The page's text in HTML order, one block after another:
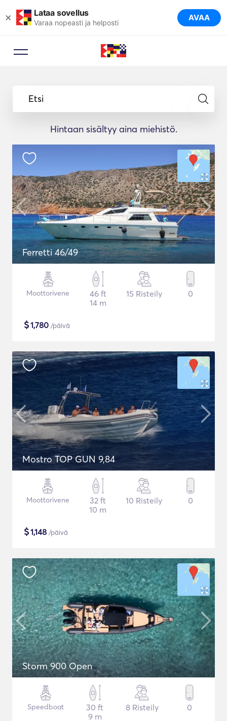
× Lataa sovellus
Varaa nopeasti ja helposti AVAA
Etsi
Hintaan sisältyy aina miehistö.
Ferretti 46/49
Moottorivene
46 ft
14 m
15 Risteily 0
$1,780 /päivä
Mostro TOP GUN 9,84
Moottorivene
32 ft
10 m
10 Risteily 0
$1,148 /päivä
Storm 900 Open
Speedboat
30 ft
9 m
8 Risteily 0